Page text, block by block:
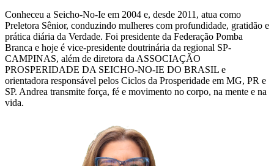
Conheceu a Seicho-No-Ie em 2004 e, desde 2011, atua como
Preletora Sênior, conduzindo mulheres com profundidade, gratidão e
prática diária da Verdade. Foi presidente da Federação Pomba
Branca e hoje é vice-presidente doutrinária da regional SP-
CAMPINAS, além de diretora da ASSOCIAÇÃO
PROSPERIDADE DA SEICHO-NO-IE DO BRASIL e
orientadora responsável pelos Ciclos da Prosperidade em MG, PR e
SP. Andrea transmite força, fé e movimento no corpo, na mente e na
vida.